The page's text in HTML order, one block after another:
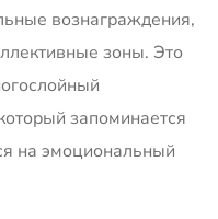
вознаграждения,
зоны. Это
запоминается
на эмоциональный